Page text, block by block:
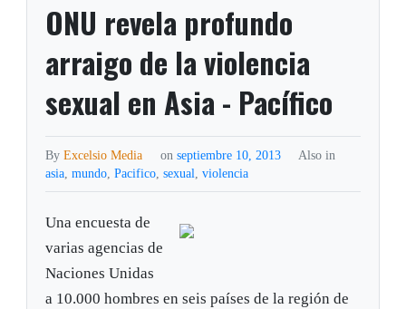
ONU revela profundo
arraigo de la violencia
sexual en Asia - Pacífico
ByExcelsio Media on septiembre 10, 2013
Also in
asia,mundo,Pacifico,sexual,violencia
Una encuesta de
varias agencias de
Naciones Unidas
a 10.000 hombres en seis países de la región de